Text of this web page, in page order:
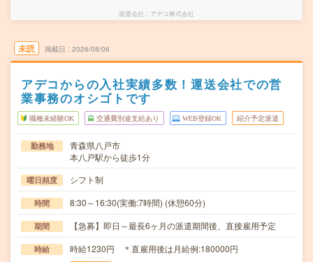
派遣会社 アデコ株式会社
未読 掲載日 2026/08/06
アデコからの入社実績多数！運送会社での営
業事務のオシゴトです
職種未経験OK 交通費別途支給あり WEB登録OK 紹介予定派遣
勤務地
青森県八戸市
本八戸駅から徒歩1分
曜日頻度 シフト制
時間 8:30～16:30(実働:7時間) (休憩60分)
期間 【急募】即日～最長6ヶ月の派遣期間後、直接雇用予定
時給 時給1230円 ＊直雇用後は月給例:180000円